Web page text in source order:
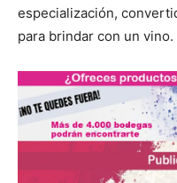
especialización,
para brindar con un vino.